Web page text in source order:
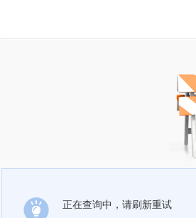
正在查询中，请刷新重试